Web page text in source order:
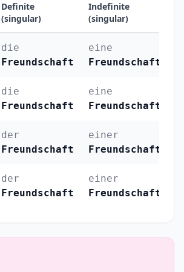
Definite
(singular)
Indefinite
(singular)
die
Freundschaft
eine
Freundschaft
die
Freundschaft
eine
Freundschaft
der
Freundschaft
einer
Freundschaft
der
Freundschaft
einer
Freundschaft